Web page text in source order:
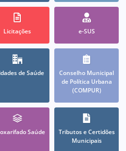
Licitações e-SUS
de Saúde
Conselho Municipal
de Política Urbana
(COMPUR)
Saúde
Tributos e Certidões
Municipais